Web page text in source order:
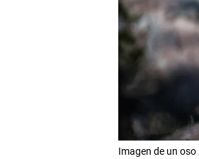
Imagen de un oso